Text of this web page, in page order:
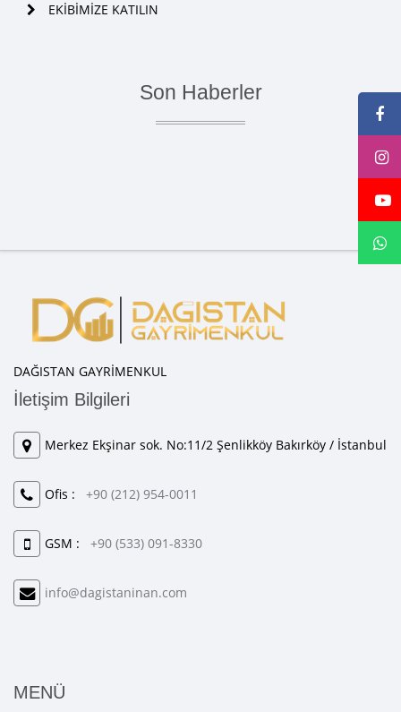
EKİBİMİZE KATILIN
Son Haberler
DAĞISTAN GAYRİMENKUL
İletişim Bilgileri
Merkez Ekşinar sok. No:11/2 Şenlikköy Bakırköy / İstanbul
Ofis : +90 (212) 954-0011
GSM : +90 (533) 091-8330
info@dagistaninan.com
MENÜ